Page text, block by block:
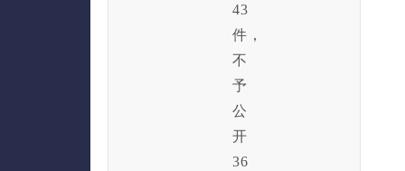
43
件，
不
予
公
开
36